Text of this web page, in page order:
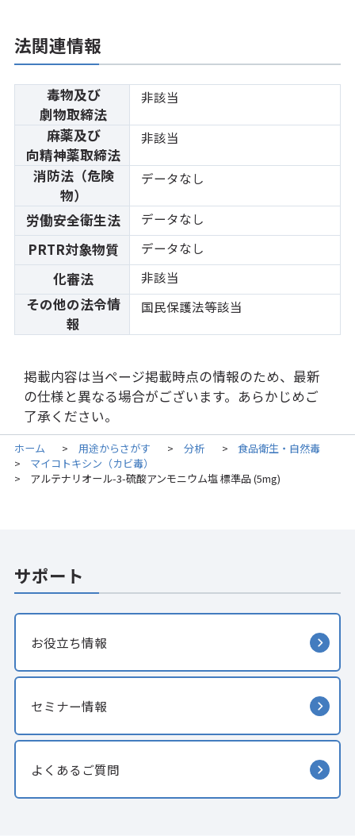
法関連情報
毒物及び
劇物取締法
非該当
麻薬及び
向精神薬取締法
非該当
消防法（危険
物）
データなし
労働安全衛生法 データなし
PRTR対象物質 データなし
化審法 非該当
その他の法令情
報
国民保護法等該当
掲載内容は当ページ掲載時点の情報のため、最新
の仕様と異なる場合がございます。あらかじめご
了承ください。
ホーム > 用途からさがす > 分析 > 食品衛生・自然毒
> マイコトキシン（カビ毒）
> アルテナリオール-3-硫酸アンモニウム塩 標準品 (5mg)
サポート
お役立ち情報
セミナー情報
よくあるご質問